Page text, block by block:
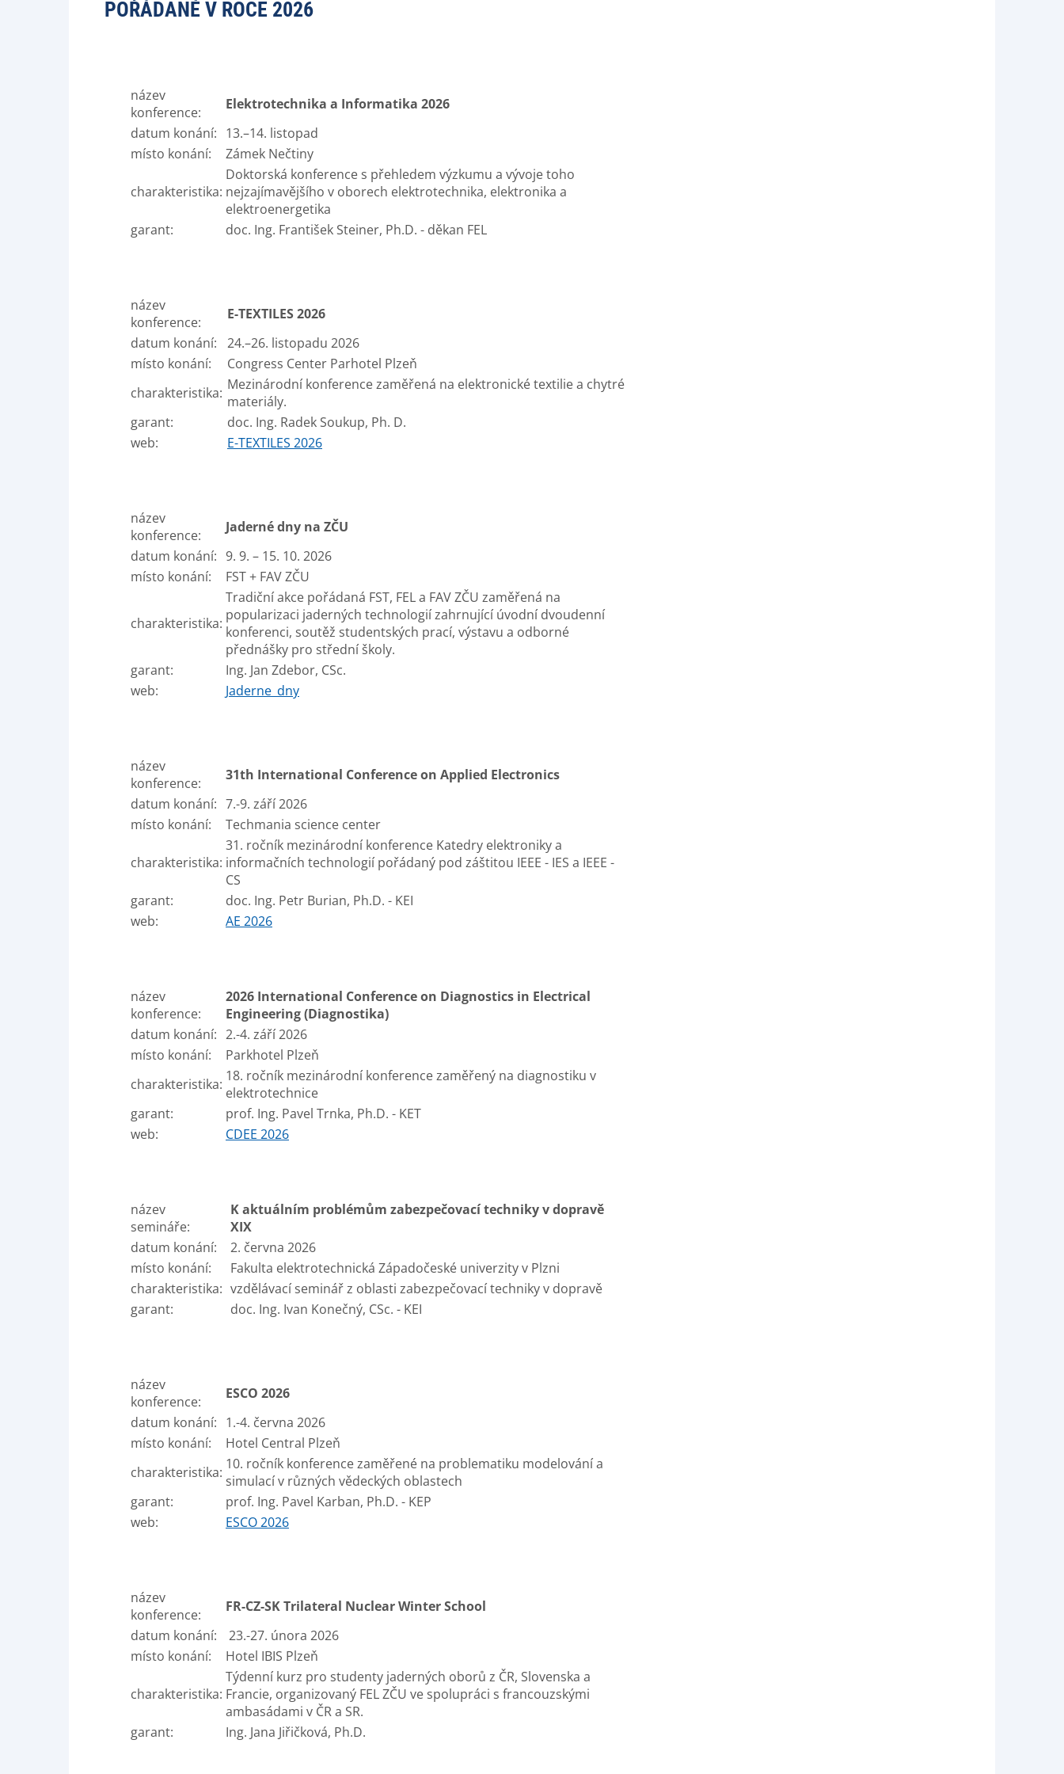
POŘÁDANÉ V ROCE 2026
název
konference:
Elektrotechnika a Informatika 2026
datum konání: 13.–14. listopad
místo konání:
Zámek Nečtiny
charakteristika:
Doktorská konference s přehledem výzkumu a vývoje toho
nejzajímavějšího v oborech elektrotechnika, elektronika a
elektroenergetika
garant:
doc. Ing. František Steiner, Ph.D. - děkan FEL
název
konference:
E-TEXTILES 2026
datum konání:
24.–26. listopadu 2026
místo konání:
Congress Center Parhotel Plzeň
charakteristika: Mezinárodní konference zaměřená na elektronické textilie a chytré
materiály.
garant:
doc. Ing. Radek Soukup, Ph. D.
web:
E-TEXTILES 2026
název
konference:
Jaderné dny na ZČU
datum konání: 9. 9. – 15. 10. 2026
místo konání:
FST + FAV ZČU
charakteristika:
Tradiční akce pořádaná FST, FEL a FAV ZČU zaměřená na
popularizaci jaderných technologií zahrnující úvodní dvoudenní
konferenci, soutěž studentských prací, výstavu a odborné
přednášky pro střední školy.
garant:
Ing. Jan Zdebor, CSc.
web:
Jaderne_dny
název
konference:
31th International Conference on Applied Electronics
datum konání: 7.-9. září 2026
místo konání:
Techmania science center
charakteristika:
31. ročník mezinárodní konference Katedry elektroniky a
informačních technologií pořádaný pod záštitou IEEE - IES a IEEE -
CS
garant:
doc. Ing. Petr Burian, Ph.D. - KEI
web:
AE 2026
název
konference:
2026 International Conference on Diagnostics in Electrical
Engineering (Diagnostika)
datum konání: 2.-4. září 2026
místo konání:
Parkhotel Plzeň
charakteristika: 18. ročník mezinárodní konference zaměřený na diagnostiku v
elektrotechnice
garant:
prof. Ing. Pavel Trnka, Ph.D. - KET
web:
CDEE 2026
název
semináře:
K aktuálním problémům zabezpečovací techniky v dopravě
XIX
datum konání:
2. června 2026
místo konání:
Fakulta elektrotechnická Západočeské univerzity v Plzni
charakteristika: vzdělávací seminář z oblasti zabezpečovací techniky v dopravě
garant:
doc. Ing. Ivan Konečný, CSc. - KEI
název
konference:
ESCO 2026
datum konání: 1.-4. června 2026
místo konání:
Hotel Central Plzeň
charakteristika: 10. ročník konference zaměřené na problematiku modelování a
simulací v různých vědeckých oblastech
garant:
prof. Ing. Pavel Karban, Ph.D. - KEP
web:
ESCO 2026
název
konference:
FR-CZ-SK Trilateral NuclearWinterSchool
datum konání:
23.-27. února 2026
místo konání:
Hotel IBIS Plzeň
charakteristika:
Týdenní kurz pro studenty jaderných oborů z ČR, Slovenska a
Francie, organizovaný FEL ZČU ve spolupráci s francouzskými
ambasádami v ČR a SR.
garant:
Ing. Jana Jiřičková, Ph.D.